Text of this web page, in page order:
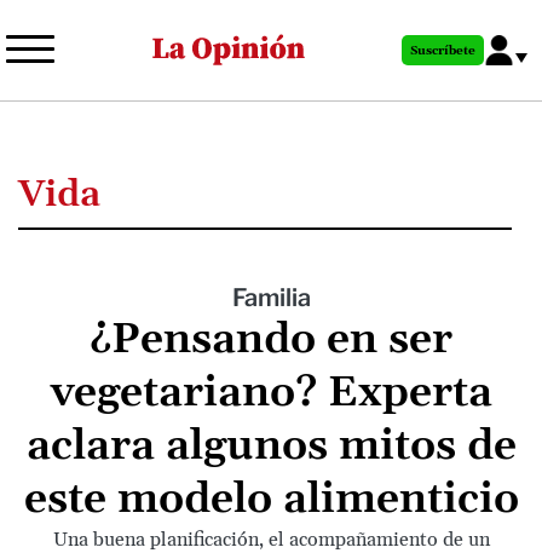
al
principal
Suscríbete
Vida
Familia
¿Pensando en ser
vegetariano? Experta
aclara algunos mitos de
este modelo alimenticio
Una buena planificación, el acompañamiento de un